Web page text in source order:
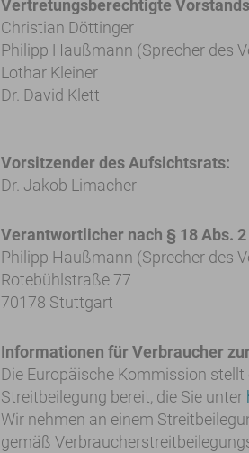
Vertretungsberechtigte
Christian Döttinger
Philipp Haußmann (Sprecher des
Lothar Kleiner
Dr. David Klett
Vorsitzender des Aufsichtsrats:
Dr. Jakob Limacher
Verantwortlicher nach § 18 Abs.
Philipp Haußmann (Sprecher des
Rotebühlstraße 77
70178 Stuttgart
Informationen für Verbraucher
Die Europäische Kommission
Streitbeilegung bereit, die Sie unter
Wir nehmen an einem
gemäß